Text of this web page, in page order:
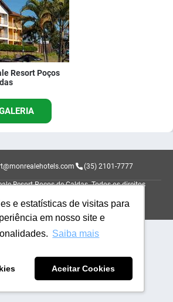
e estatísticas de visitas para
em nosso site e
Saiba mais
Aceitar Cookies
Resort Poços
(35) 2101-7777
Resort Poços de Caldas. Todos os direitos
Powered by